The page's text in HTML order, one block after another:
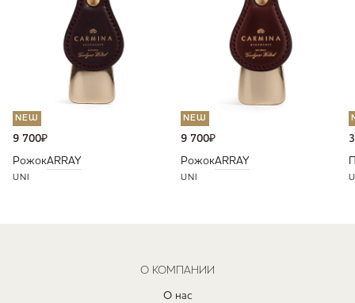
NEW
9 700₽
РожокARRAY
UNI
NEW
9 700₽
РожокARRAY
UNI
О КОМПАНИИ
О нас